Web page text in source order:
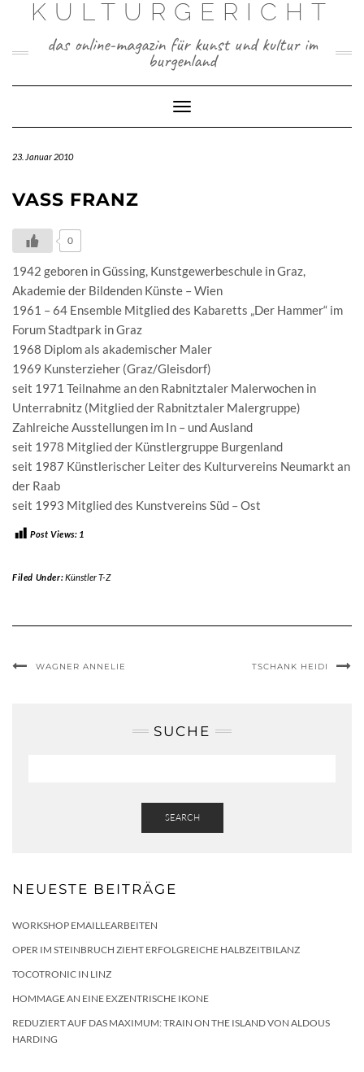
KULTURGERICHT
das online-magazin für kunst und kultur im
burgenland
Toggle
Navigation
23. Januar 2010
VASS FRANZ
0
1942 geboren in Güssing, Kunstgewerbeschule in Graz,
Akademie der Bildenden Künste – Wien
1961 – 64 Ensemble Mitglied des Kabaretts „Der Hammer“ im
Forum Stadtpark in Graz
1968 Diplom als akademischer Maler
1969 Kunsterzieher (Graz/Gleisdorf)
seit 1971 Teilnahme an den Rabnitztaler Malerwochen in
Unterrabnitz (Mitglied der Rabnitztaler Malergruppe)
Zahlreiche Ausstellungen im In – und Ausland
seit 1978 Mitglied der Künstlergruppe Burgenland
seit 1987 Künstlerischer Leiter des Kulturvereins Neumarkt an
der Raab
seit 1993 Mitglied des Kunstvereins Süd – Ost
Post Views: 1
Filed Under:Künstler T-Z
WAGNER ANNELIE TSCHANK HEIDI
SUCHE
SEARCH
NEUESTE BEITRÄGE
WORKSHOP EMAILLEARBEITEN
OPER IM STEINBRUCH ZIEHT ERFOLGREICHE HALBZEITBILANZ
TOCOTRONIC IN LINZ
HOMMAGE AN EINE EXZENTRISCHE IKONE
REDUZIERT AUF DAS MAXIMUM: TRAIN ON THE ISLAND VON ALDOUS
HARDING